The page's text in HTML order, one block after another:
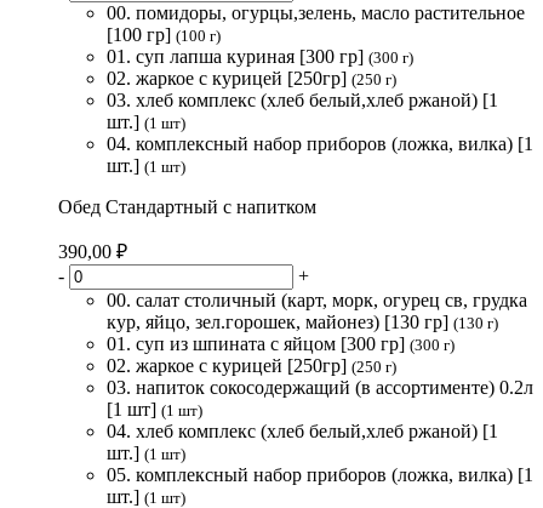
00. помидоры, огурцы,зелень, масло растительное
[100 гр] (100 г)
01. суп лапша куриная [300 гр] (300 г)
02. жаркое с курицей [250гр] (250 г)
03. хлеб комплекс (хлеб белый,хлеб ржаной) [1
шт.] (1 шт)
04. комплексный набор приборов (ложка, вилка) [1
шт.] (1 шт)
Обед Стандартный с напитком
390,00 ₽
-
+
00. салат столичный (карт, морк, огурец св, грудка
кур, яйцо, зел.горошек, майонез) [130 гр] (130 г)
01. суп из шпината с яйцом [300 гр] (300 г)
02. жаркое с курицей [250гр] (250 г)
03. напиток сокосодержащий (в ассортименте) 0.2л
[1 шт] (1 шт)
04. хлеб комплекс (хлеб белый,хлеб ржаной) [1
шт.] (1 шт)
05. комплексный набор приборов (ложка, вилка) [1
шт.] (1 шт)